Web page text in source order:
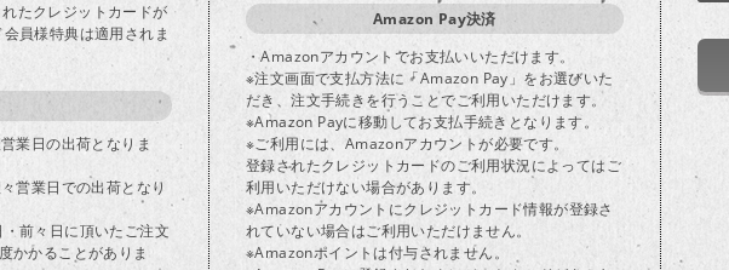
たクレジットカードが
員様特典は適用されま
業日の出荷となりま
営業日での出荷となり
前々日に頂いたご注文
かかることがありま
Amazon Pay決済
・Amazonアカウントでお支払いいただけます。
※注文画面で支払方法に「Amazon Pay」をお選びいた
だき、注文手続きを行うことでご利用いただけます。
※Amazon Payに移動してお支払手続きとなります。
※ご利用には、Amazonアカウントが必要です。
登録されたクレジットカードのご利用状況によってはご
利用いただけない場合があります。
※Amazonアカウントにクレジットカード情報が登録さ
れていない場合はご利用いただけません。
※Amazonポイントは付与されません。